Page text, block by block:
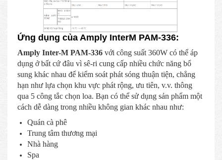
Ứng dụng của Amply InterM PAM-336:
Amply Inter-M PAM-336 với công suất 360W có thể áp
dụng ở bất cứ đâu vì sê-ri cung cấp nhiều chức năng bổ
sung khác nhau để kiểm soát phát sóng thuận tiện, chẳng
hạn như lựa chọn khu vực phát rộng, ưu tiên, v.v. thông
qua 5 công tắc chọn loa. Bạn có thể sử dụng sản phẩm một
cách dễ dàng trong nhiều không gian khác nhau như:
Quán cà phê
Trung tâm thương mại
Nhà hàng
Spa